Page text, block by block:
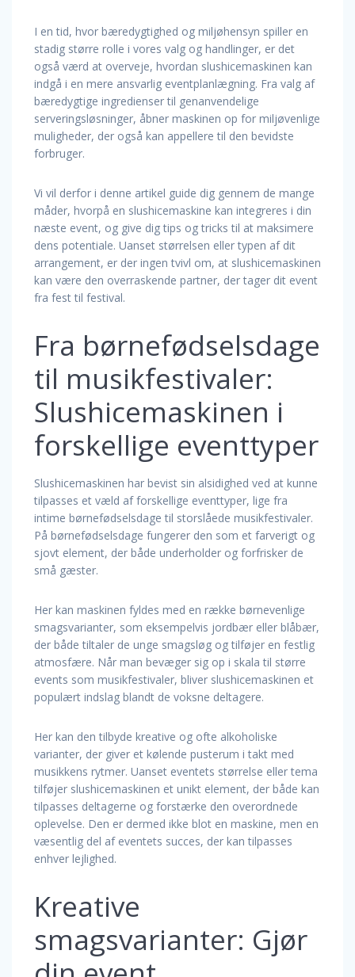
I en tid, hvor bæredygtighed og miljøhensyn spiller en
stadig større rolle i vores valg og handlinger, er det
også værd at overveje, hvordan slushicemaskinen kan
indgå i en mere ansvarlig eventplanlægning. Fra valg af
bæredygtige ingredienser til genanvendelige
serveringsløsninger, åbner maskinen op for miljøvenlige
muligheder, der også kan appellere til den bevidste
forbruger.
Vi vil derfor i denne artikel guide dig gennem de mange
måder, hvorpå en slushicemaskine kan integreres i din
næste event, og give dig tips og tricks til at maksimere
dens potentiale. Uanset størrelsen eller typen af dit
arrangement, er der ingen tvivl om, at slushicemaskinen
kan være den overraskende partner, der tager dit event
fra fest til festival.
Fra børnefødselsdage
til musikfestivaler:
Slushicemaskinen i
forskellige eventtyper
Slushicemaskinen har bevist sin alsidighed ved at kunne
tilpasses et væld af forskellige eventtyper, lige fra
intime børnefødselsdage til storslåede musikfestivaler.
På børnefødselsdage fungerer den som et farverigt og
sjovt element, der både underholder og forfrisker de
små gæster.
Her kan maskinen fyldes med en række børnevenlige
smagsvarianter, som eksempelvis jordbær eller blåbær,
der både tiltaler de unge smagsløg og tilføjer en festlig
atmosfære. Når man bevæger sig op i skala til større
events som musikfestivaler, bliver slushicemaskinen et
populært indslag blandt de voksne deltagere.
Her kan den tilbyde kreative og ofte alkoholiske
varianter, der giver et kølende pusterum i takt med
musikkens rytmer. Uanset eventets størrelse eller tema
tilføjer slushicemaskinen et unikt element, der både kan
tilpasses deltagerne og forstærke den overordnede
oplevelse. Den er dermed ikke blot en maskine, men en
væsentlig del af eventets succes, der kan tilpasses
enhver lejlighed.
Kreative
smagsvarianter: Gjør